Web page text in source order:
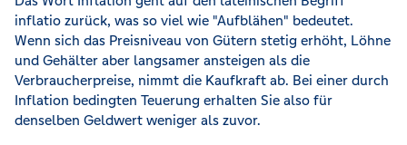
inflatio zurück, was so viel wie "Aufblähen" bedeutet.
Wenn sich das Preisniveau von Gütern stetig erhöht, Löhne
und Gehälter aber langsamer ansteigen als die
Verbraucherpreise, nimmt die Kaufkraft ab. Bei einer durch
Inflation bedingten Teuerung erhalten Sie also für
denselben Geldwert weniger als zuvor.